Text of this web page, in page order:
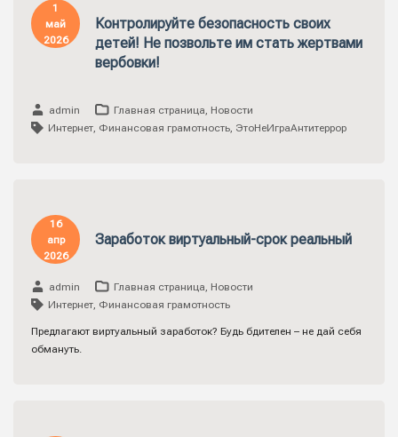
1
май
2026
Контролируйте безопасность своих
детей! Не позвольте им стать жертвами
вербовки!
admin Главная страница, Новости
Интернет, Финансовая грамотность, ЭтоНеИграАнтитеррор
16
апр
2026
Заработок виртуальный-срок реальный
admin Главная страница, Новости
Интернет, Финансовая грамотность
Предлагают виртуальный заработок? Будь бдителен – не дай себя
обмануть.